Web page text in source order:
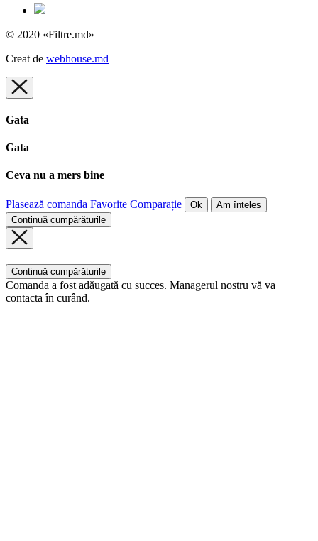
© 2020 «Filtre.md»
Creat de webhouse.md
Gata
Gata
Ceva nu a mers bine
Plasează comanda Favorite Comparație Ok
Am înțeles
Continuă cumpărăturile
Continuă cumpărăturile
Comanda a fost adăugată cu succes. Managerul nostru vă va
contacta în curând.